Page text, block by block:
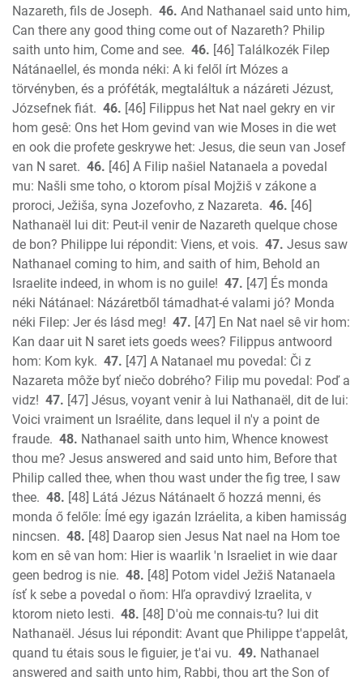
Nazareth, fils de Joseph. 46. And Nathanael said unto him,
Can there any good thing come out of Nazareth? Philip
saith unto him, Come and see. 46. [46] Találkozék Filep
Nátánaellel, és monda néki: A ki felől írt Mózes a
törvényben, és a próféták, megtaláltuk a názáreti Jézust,
Józsefnek fiát. 46. [46] Filippus het Nat nael gekry en vir
hom gesê: Ons het Hom gevind van wie Moses in die wet
en ook die profete geskrywe het: Jesus, die seun van Josef
van N saret. 46. [46] A Filip našiel Natanaela a povedal
mu: Našli sme toho, o ktorom písal Mojžiš v zákone a
proroci, Ježiša, syna Jozefovho, z Nazareta. 46. [46]
Nathanaël lui dit: Peut-il venir de Nazareth quelque chose
de bon? Philippe lui répondit: Viens, et vois. 47. Jesus saw
Nathanael coming to him, and saith of him, Behold an
Israelite indeed, in whom is no guile! 47. [47] És monda
néki Nátánael: Názáretből támadhat-é valami jó? Monda
néki Filep: Jer és lásd meg! 47. [47] En Nat nael sê vir hom:
Kan daar uit N saret iets goeds wees? Filippus antwoord
hom: Kom kyk. 47. [47] A Natanael mu povedal: Či z
Nazareta môže byť niečo dobrého? Filip mu povedal: Poď a
vidz! 47. [47] Jésus, voyant venir à lui Nathanaël, dit de lui:
Voici vraiment un Israélite, dans lequel il n'y a point de
fraude. 48. Nathanael saith unto him, Whence knowest
thou me? Jesus answered and said unto him, Before that
Philip called thee, when thou wast under the fig tree, I saw
thee. 48. [48] Látá Jézus Nátánaelt ő hozzá menni, és
monda ő felőle: Ímé egy igazán Izráelita, a kiben hamisság
nincsen. 48. [48] Daarop sien Jesus Nat nael na Hom toe
kom en sê van hom: Hier is waarlik 'n Israeliet in wie daar
geen bedrog is nie. 48. [48] Potom videl Ježiš Natanaela
ísť k sebe a povedal o ňom: Hľa opravdivý Izraelita, v
ktorom nieto lesti. 48. [48] D'où me connais-tu? lui dit
Nathanaël. Jésus lui répondit: Avant que Philippe t'appelât,
quand tu étais sous le figuier, je t'ai vu. 49. Nathanael
answered and saith unto him, Rabbi, thou art the Son of